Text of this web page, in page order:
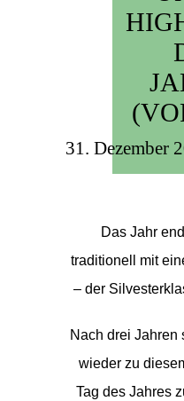
31. Dezember
Das Jahr
traditionell mit
– der
Nach drei Jahren
wieder zu
Tag des Jahres